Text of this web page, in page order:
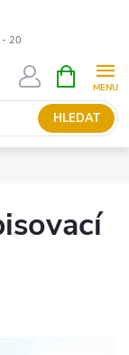
- 20
HLEDAT
NÁKUPNÍ
KOŠÍK